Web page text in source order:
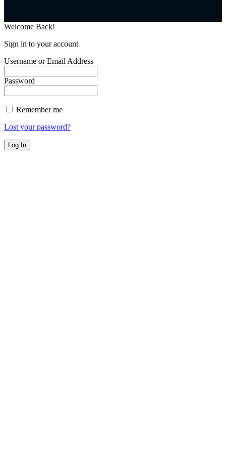
Welcome Back!
Sign in to your account
Username or Email Address
Password
Remember me
Lost your password?